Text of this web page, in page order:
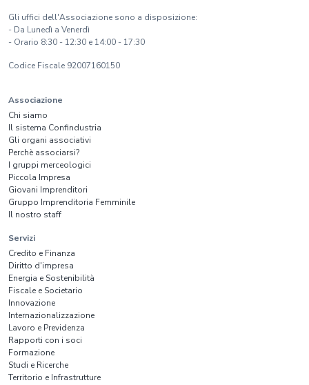
Gli uffici dell'Associazione sono a disposizione:
- Da Lunedì a Venerdì
- Orario 8:30 - 12:30 e 14:00 - 17:30
Codice Fiscale 92007160150
Associazione
Chi siamo
Il sistema Confindustria
Gli organi associativi
Perchè associarsi?
I gruppi merceologici
Piccola Impresa
Giovani Imprenditori
Gruppo Imprenditoria Femminile
Il nostro staff
Servizi
Credito e Finanza
Diritto d'impresa
Energia e Sostenibilità
Fiscale e Societario
Innovazione
Internazionalizzazione
Lavoro e Previdenza
Rapporti con i soci
Formazione
Studi e Ricerche
Territorio e Infrastrutture